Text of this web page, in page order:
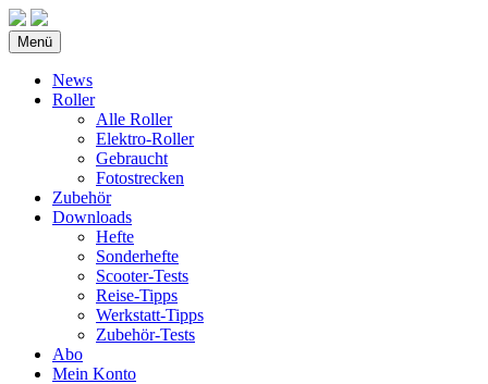
Menü
News
Roller
Alle Roller
Elektro-Roller
Gebraucht
Fotostrecken
Zubehör
Downloads
Hefte
Sonderhefte
Scooter-Tests
Reise-Tipps
Werkstatt-Tipps
Zubehör-Tests
Abo
Mein Konto